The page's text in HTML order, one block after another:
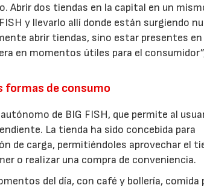
Abrir dos tiendas en la capital en un
y llevarlo allí donde están surgiendo
abrir tiendas, sino estar presentes en
en momentos útiles para el
formas de consumo
de BIG FISH, que permite al
La tienda ha sido concebida para
de carga, permitiéndoles aprovechar el
o realizar una compra de conveniencia.
del día, con café y bollería, comida